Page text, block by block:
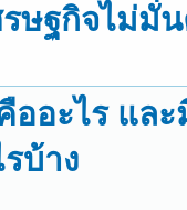
ษฐกิจไม่มั่
ออะไร และ
บ้าง